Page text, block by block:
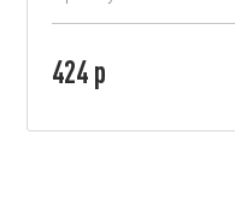
424 р